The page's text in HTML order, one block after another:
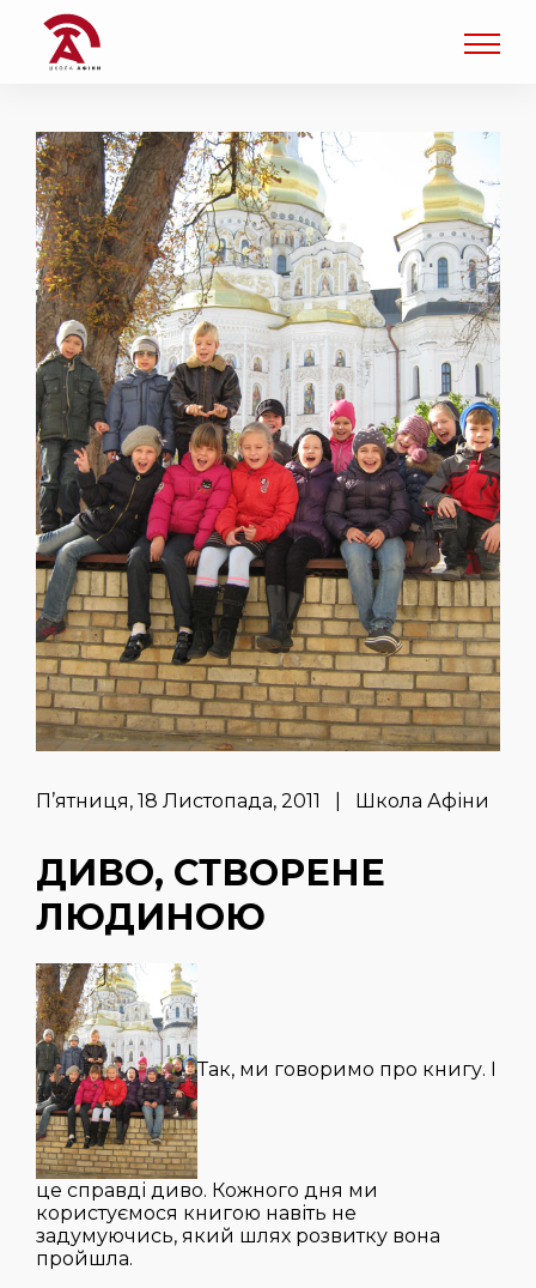
П’ятниця, 18 Листопада, 2011 | Школа Афіни
ДИВО, СТВОРЕНЕ
ЛЮДИНОЮ
Так, ми говоримо про книгу. І
це справді диво. Кожного дня ми
користуємося книгою навіть не
задумуючись, який шлях розвитку вона
пройшла.